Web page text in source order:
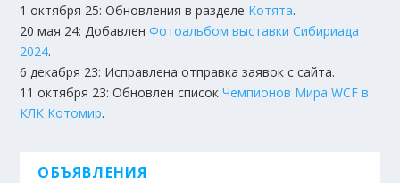
1 октября 25: Обновления в разделе Котята.
20 мая 24: ДобавленФотоальбом выставки Сибириада
2024.
6 декабря 23: Исправлена отправка заявок с сайта.
11 октября 23: Обновлен списокЧемпионов Мира WCF в
КЛК Котомир.
ОБЪЯВЛЕНИЯ